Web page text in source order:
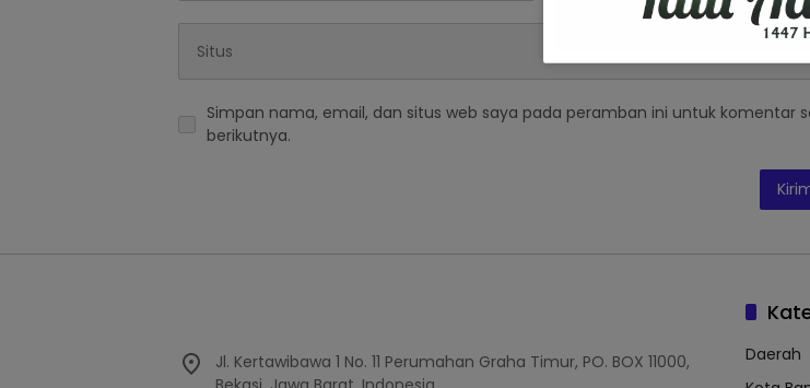
Simpan nama, email, dan situs web saya pada peramban ini untuk komentar
berikutnya.
Jl. Kertawibawa 1 No. 11 Perumahan Graha Timur, PO. BOX 11000,
Daerah